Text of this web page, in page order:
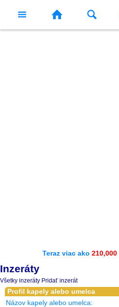
Teraz viac ako 210,000
Inzeráty
Všetky inzeráty Pridať inzerát
Profil kapely alebo umelca
Názov kapely alebo umelca: